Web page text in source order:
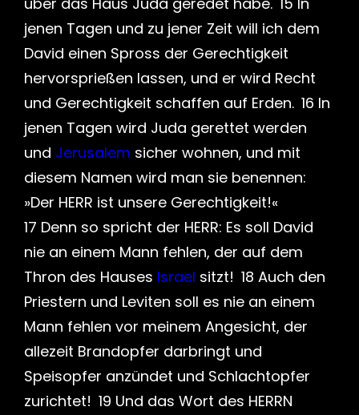
jenen Tagen und zu jener Zeit will ich dem
David einen Spross der Gerechtigkeit
hervorsprießen lassen, und er wird Recht
und Gerechtigkeit schaffen auf Erden. 16 In
jenen Tagen wird Juda gerettet werden
und Jerusalem sicher wohnen, und mit
diesem Namen wird man sie benennen:
»Der HERR ist unsere Gerechtigkeit!«
17 Denn so spricht der HERR: Es soll David
nie an einem Mann fehlen, der auf dem
Thron des Hauses Israel sitzt! 18 Auch den
Priestern und Leviten soll es nie an einem
Mann fehlen vor meinem Angesicht, der
allezeit Brandopfer darbringt und
Speisopfer anzündet und Schlachtopfer
zurichtet! 19 Und das Wort des HERRN